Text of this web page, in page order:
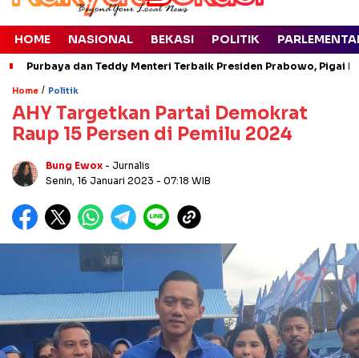
HOME NASIONAL BEKASI POLITIK
Purbaya dan Teddy Menteri Terbaik Presiden Prabowo, Pigai
Home / Politik
AHY Targetkan Partai Demokrat
Raup 15 Persen di Pemilu 2024
Bung Ewox - Jurnalis
Senin, 16 Januari 2023 - 07:18 WIB